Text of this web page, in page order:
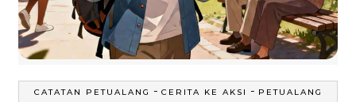
CATATAN PETUALANG - CERITA KE AKSI - PETUALANG